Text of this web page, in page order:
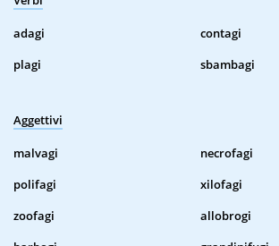
adagi
contagi
plagi
sbambagi
Aggettivi
malvagi
necrofagi
polifagi
xilofagi
zoofagi
allobrogi